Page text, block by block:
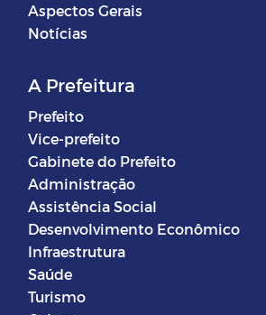
Aspectos Gerais
Notícias
A Prefeitura
Prefeito
Vice-prefeito
Gabinete do Prefeito
Administração
Assistência Social
Desenvolvimento Econômico
Infraestrutura
Saúde
Turismo